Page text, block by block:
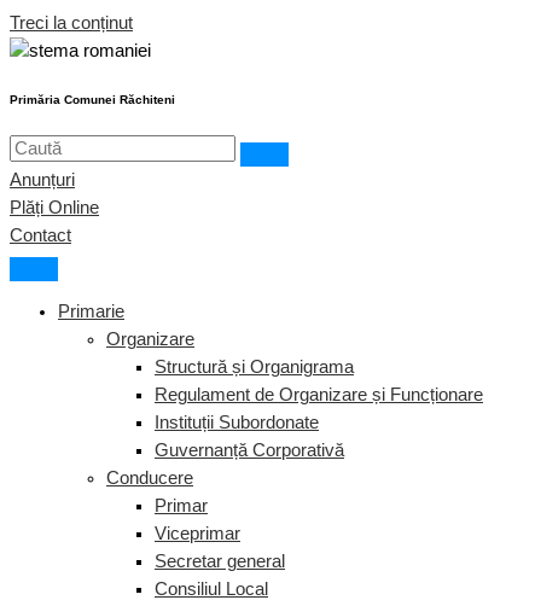
Treci la conținut
Primăria Comunei Răchiteni
Anunțuri
Plăți Online
Contact
Primarie
Organizare
Structură și Organigrama
Regulament de Organizare și Funcționare
Instituții Subordonate
Guvernanță Corporativă
Conducere
Primar
Viceprimar
Secretar general
Consiliul Local